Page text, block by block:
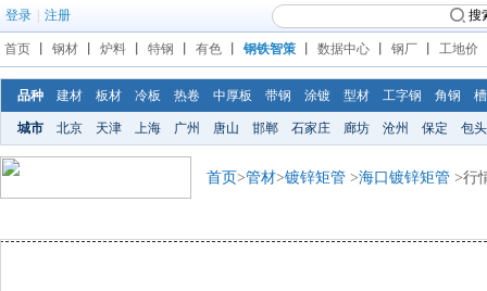
登录 注册 搜
首页 钢材 炉料 特钢 有色 钢铁智策 数据中心 钢厂 工地价
品种 建材 板材 冷板 热卷 中厚板 带钢 涂镀 型材 工字钢 角钢
城市 北京 天津 上海 广州 唐山 邯郸 石家庄 廊坊 沧州 保定 包头
首页>管材>镀锌矩管 >海口镀锌矩管 >行